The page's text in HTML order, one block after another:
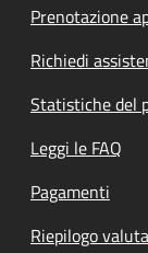
Prenotazione
Richiedi
Statistiche del
Leggi le FAQ
Pagamenti
Riepilogo